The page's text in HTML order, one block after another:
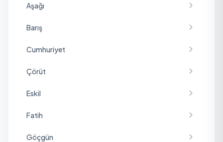
Aşağı
Barış
Cumhuriyet
Çörüt
Eskil
Fatih
Göçgün